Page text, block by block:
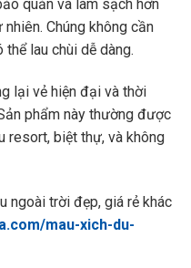
quản và làm sạch hơn
Chúng không cần
lau chùi dễ dàng.
lại vẻ hiện đại và thời
phẩm này thường được
resort, biệt thự, và không
ngoài trời đẹp, giá rẻ khác
mau-xich-du-